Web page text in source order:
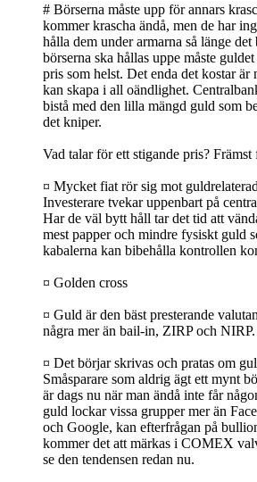
# Börserna måste upp för annars
kommer krascha ändå, men de har
hålla dem under armarna så länge det
börserna ska hållas uppe måste
pris som helst. Det enda det kostar är
kan skapa i all oändlighet.
bistå med den lilla mängd guld som
det kniper.
Vad talar för ett stigande pris? Främst
¤ Mycket fiat rör sig mot
Investerare tvekar uppenbart på
Har de väl bytt håll tar det tid att
mest papper och mindre fysiskt guld
kabalerna kan bibehålla kontrollen
¤ Golden cross
¤ Guld är den bäst presterande
några mer än bail-in, ZIRP och NIRP.
¤ Det börjar skrivas och pratas om
Småsparare som aldrig ägt ett mynt
är dags nu när man ändå inte får
guld lockar vissa grupper mer än
och Google, kan efterfrågan på
kommer det att märkas i COMEX
se den tendensen redan nu.